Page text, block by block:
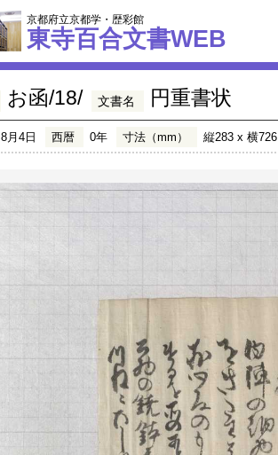
京都府立京都学・歴彩館
東寺百合文書WEB
お函/18/ 文書名 円重書状
8月4日 西暦 0年 寸法（mm） 縦283 x 横726